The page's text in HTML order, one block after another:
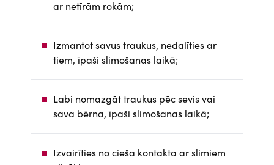
ar netīrām rokām;
Izmantot savus traukus, nedalīties ar
tiem, īpaši slimošanas laikā;
Labi nomazgāt traukus pēc sevis vai
sava bērna, īpaši slimošanas laikā;
Izvairīties no cieša kontakta ar slimiem